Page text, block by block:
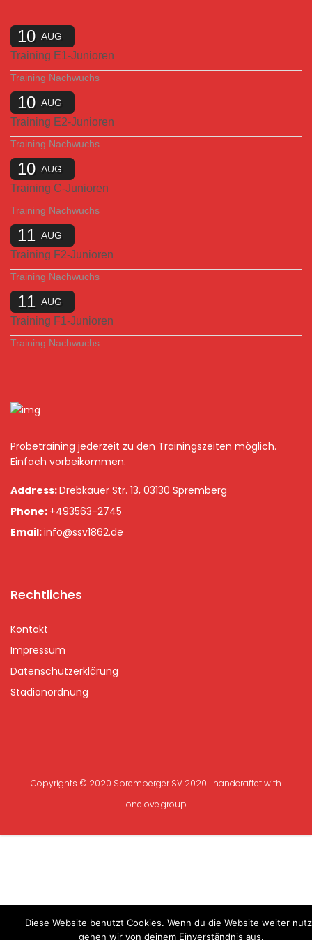
10 AUG
Training E1-Junioren
Training Nachwuchs
10 AUG
Training E2-Junioren
Training Nachwuchs
10 AUG
Training C-Junioren
Training Nachwuchs
11 AUG
Training F2-Junioren
Training Nachwuchs
11 AUG
Training F1-Junioren
Training Nachwuchs
Probetraining jederzeit zu den Trainingszeiten möglich.
Einfach vorbeikommen.
Address:Drebkauer Str. 13, 03130 Spremberg
Phone: +493563-2745
Email:info@ssv1862.de
Rechtliches
Kontakt
Impressum
Datenschutzerklärung
Stadionordnung
Copyrights © 2020 Spremberger SV 2020 | handcraftet with
onelove.group
Diese Website benutzt Cookies. Wenn du die Website weiter
gehen wir von deinem Einverständnis aus.